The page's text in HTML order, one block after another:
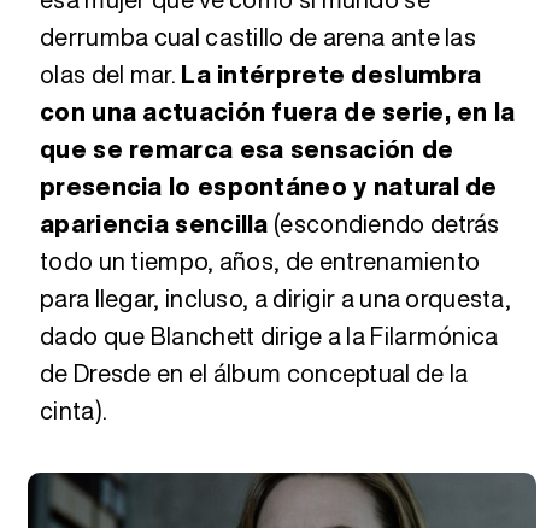
derrumba cual castillo de arena ante las
olas del mar. La intérprete deslumbra
con una actuación fuera de serie, en la
que se remarca esa sensación de
presencia lo espontáneo y natural de
apariencia sencilla (escondiendo detrás
todo un tiempo, años, de entrenamiento
para llegar, incluso, a dirigir a una orquesta,
dado que Blanchett dirige a la Filarmónica
de Dresde en el álbum conceptual de la
cinta).